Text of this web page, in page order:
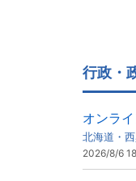
行政・
オンラ
北海道・
2026/8/6